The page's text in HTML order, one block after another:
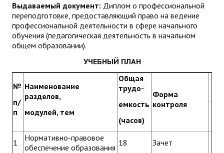
Повышение квалификации
КОНТАКТЫ
Выдаваемый документ: Диплом о профессиональной
переподготовке, предоставляющий право на ведение
профессиональной деятельности в сфере начального
обучения (педагогическая деятельность в начальном
общем образовании).
УЧЕБНЫЙ ПЛАН
№
п/
п
Наименование
разделов,
модулей, тем
Общая
трудо-
емкость
(часов)
Форма
контроля
1
Нормативно-правовое
обеспечение образования 18 Зачет